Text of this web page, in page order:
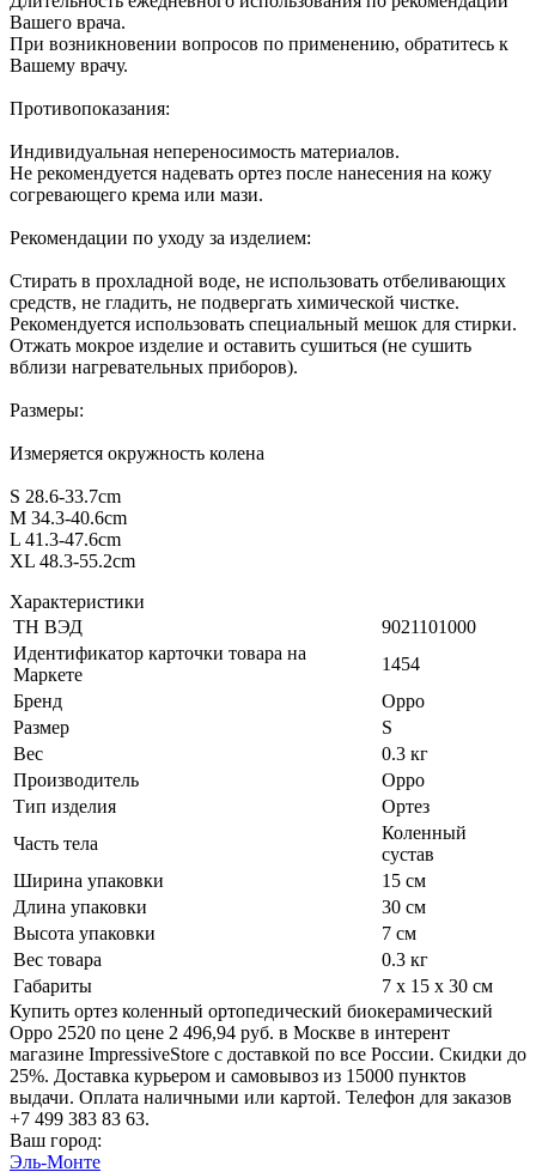
Вашего врача.
При возникновении вопросов по применению, обратитесь к
Вашему врачу.
Противопоказания:
Индивидуальная непереносимость материалов.
Не рекомендуется надевать ортез после нанесения на кожу
согревающего крема или мази.
Рекомендации по уходу за изделием:
Стирать в прохладной воде, не использовать отбеливающих
средств, не гладить, не подвергать химической чистке.
Рекомендуется использовать специальный мешок для стирки.
Отжать мокрое изделие и оставить сушиться (не сушить
вблизи нагревательных приборов).
Размеры:
Измеряется окружность колена
S 28.6-33.7cm
M 34.3-40.6cm
L 41.3-47.6cm
XL 48.3-55.2cm
Характеристики
ТН ВЭД
9021101000
Идентификатор карточки товара на
Маркете
1454
Бренд
Oppo
Размер
S
Вес
0.3 кг
Производитель
Oppo
Тип изделия
Ортез
Часть тела
Коленный
сустав
Ширина упаковки
15 см
Длина упаковки
30 см
Высота упаковки
7 см
Вес товара
0.3 кг
Габариты
7 x 15 x 30 см
Купить ортез коленный ортопедический биокерамический
Oppo 2520 по цене 2 496,94 руб. в Москве в интерент
магазине ImpressiveStore с доставкой по все России. Скидки до
25%. Доставка курьером и самовывоз из 15000 пунктов
выдачи. Оплата наличными или картой. Телефон для заказов
+7 499 383 83 63.
Ваш город:
Эль-Монте